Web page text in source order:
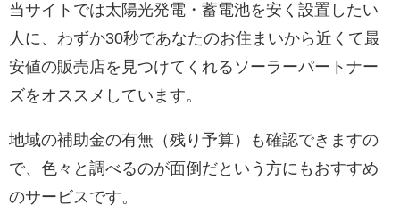
当サイトでは太陽光発電・蓄電池を安く設置したい
人に、わずか30秒であなたのお住まいから近くて最
安値の販売店を見つけてくれるソーラーパートナー
ズをオススメしています。
地域の補助金の有無（残り予算）も確認できますの
で、色々と調べるのが面倒だという方にもおすすめ
のサービスです。